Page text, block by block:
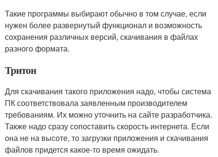
Такие программы выбирают обычно в том случае, если
нужен более развернутый функционал и возможность
сохранения различных версий, скачивания в файлах
разного формата.
Тритон
Для скачивания такого приложения надо, чтобы система
ПК соответствовала заявленным производителем
требованиям. Их можно уточнить на сайте разработчика.
Также надо сразу сопоставить скорость интернета. Если
она не на высоте, то загрузки приложения и скачивания
файлов придется какое-то время ожидать.